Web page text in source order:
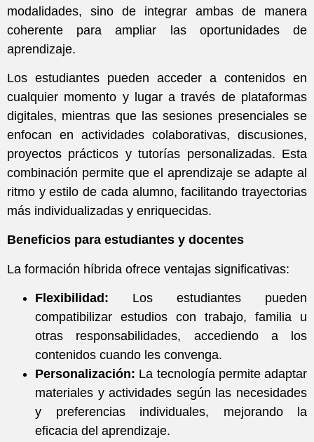
modalidades, sino de integrar ambas de manera
coherente para ampliar las oportunidades de
aprendizaje.
Los estudiantes pueden acceder a contenidos en
cualquier momento y lugar a través de plataformas
digitales, mientras que las sesiones presenciales se
enfocan en actividades colaborativas, discusiones,
proyectos prácticos y tutorías personalizadas. Esta
combinación permite que el aprendizaje se adapte al
ritmo y estilo de cada alumno, facilitando trayectorias
más individualizadas y enriquecidas.
Beneficios para estudiantes y docentes
La formación híbrida ofrece ventajas significativas:
Flexibilidad: Los estudiantes pueden
compatibilizar estudios con trabajo, familia u
otras responsabilidades, accediendo a los
contenidos cuando les convenga.
Personalización: La tecnología permite adaptar
materiales y actividades según las necesidades
y preferencias individuales, mejorando la
eficacia del aprendizaje.